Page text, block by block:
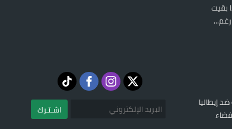
بقيت
إيطاليا
اشـتـرك